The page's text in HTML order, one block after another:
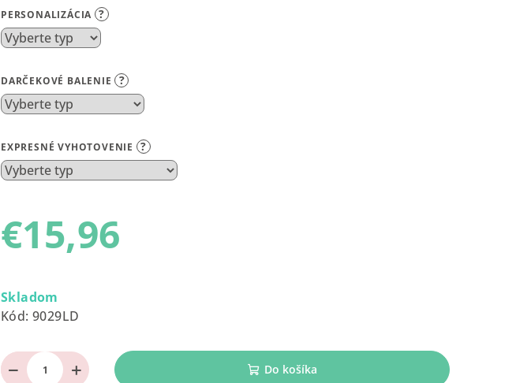
produktu
je
0,0
5
hviezdičiek.
PERSONALIZÁCIA ?
DARČEKOVÉ BALENIE ?
EXPRESNÉ VYHOTOVENIE ?
€15,96
cena:
Skladom
Kód: 9029LD
+
− Do košíka